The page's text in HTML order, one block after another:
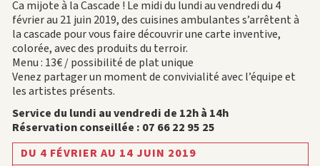
Ca mijote à la Cascade ! Le midi du lundi au vendredi du 4
février au 21 juin 2019,des cuisines ambulantes s’arrêtent à
la cascade pour vous faire découvrir une carte inventive,
colorée, avec des produits du terroir.
Menu : 13€ / possibilité de plat unique
Venez partager un moment de convivialité avec l’équipe et
les artistes présents.
Service du lundi au vendredi de 12h à 14h
Réservation conseillée : 07 66 22 95 25
DU 4 FÉVRIER AU 14 JUIN 2019